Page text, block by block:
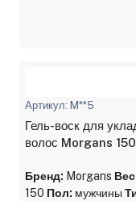
Артикул: M**5
Гель-воск для
волос Morgans
Бренд: Morgans
150 Пол: мужчины